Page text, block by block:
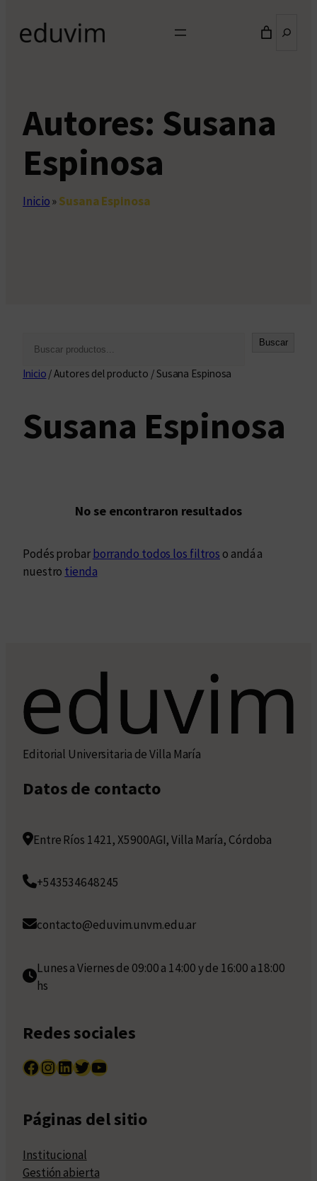
Autores: Susana
Espinosa
Inicio»Susana Espinosa
s
r
Buscar
Inicio / Autores del producto / Susana Espinosa
Susana Espinosa
No se encontraron resultados
Podés probarborrando todos los filtros o andá a
nuestro tienda
Editorial Universitaria de Villa María
Datos de contacto
Entre Ríos 1421, X5900AGI, Villa María, Córdoba
+543534648245
contacto@eduvim.unvm.edu.ar
Lunes a Viernes de 09:00 a 14:00 y de 16:00 a 18:00
hs
Redes sociales
Facebook InstagramLinkedIn Twitter YouTube
Páginas del sitio
Institucional
Gestión abierta